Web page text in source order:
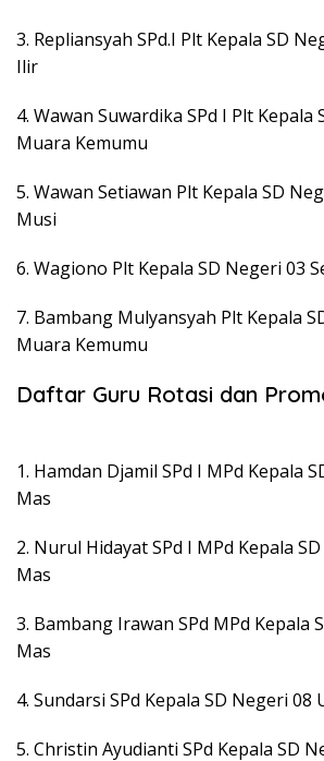
3. Repliansyah SPd.I Plt Kepala SD
Ilir
4. Wawan Suwardika SPd I Plt Kepala
Muara Kemumu
5. Wawan Setiawan Plt Kepala SD
Musi
6. Wagiono Plt Kepala SD Negeri 03
7. Bambang Mulyansyah Plt Kepala
Muara Kemumu
Daftar Guru Rotasi dan
1. Hamdan Djamil SPd I MPd Kepala
Mas
2. Nurul Hidayat SPd I MPd Kepala
Mas
3. Bambang Irawan SPd MPd Kepala
Mas
4. Sundarsi SPd Kepala SD Negeri 08
5. Christin Ayudianti SPd Kepala SD